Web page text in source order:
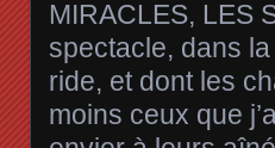
MIRACLES, LES
spectacle, dans
ride, et dont les
moins ceux que